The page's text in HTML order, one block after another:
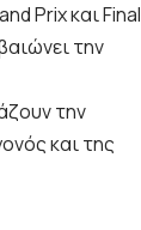
Prix και Final
την
την
και της